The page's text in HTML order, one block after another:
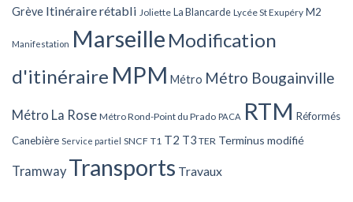
Grève Itinéraire rétabli Joliette La Blancarde Lycée St Exupéry M2
Manifestation Marseille Modification
d'itinéraire MPM Métro Métro Bougainville
Métro La Rose Métro Rond-Point du Prado PACA RTM Réformés
Canebière Service partiel SNCF T1 T2 T3 TER Terminus modifié
Tramway Transports Travaux